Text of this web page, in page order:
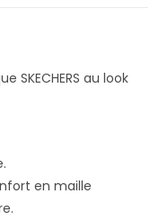
au look
en maille